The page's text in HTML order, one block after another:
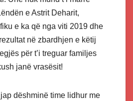
e Astrit Deharit,
e ka që nga viti 2019 dhe
në zbardhjen e këtij
për t’i treguar familjes
janë vrasësit!
dëshminë time lidhur me